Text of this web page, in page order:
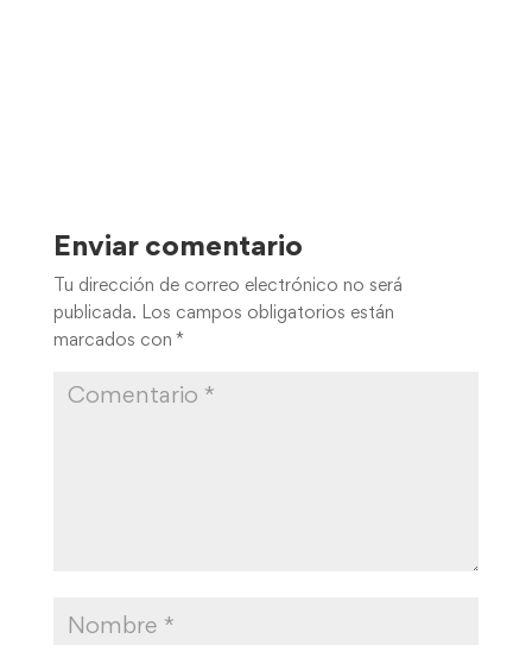
Enviar comentario
Tu dirección de correo electrónico no será
publicada. Los campos obligatorios están
marcados con *